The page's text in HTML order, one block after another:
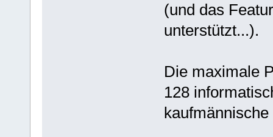
(und das
unterstützt...).
Die maximale
128